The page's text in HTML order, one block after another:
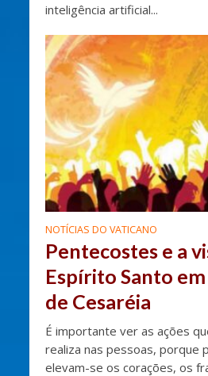
inteligência artificial...
NOTÍCIAS DO VATICANO
Pentecostes e a
Espírito Santo em
de Cesaréia
É importante ver as ações
realiza nas pessoas, porque
elevam-se os corações, os